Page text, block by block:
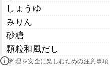
しょうゆ
みりん
砂糖
顆粒和風だし
料理を安全に楽しむための注意事項